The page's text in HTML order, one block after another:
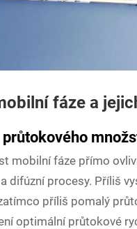
fáze a
mobilní fáze přímo
difúzní procesy. Příliš
příliš pomalý
optimální průtokové